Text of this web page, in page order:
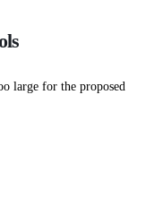
large for the proposed